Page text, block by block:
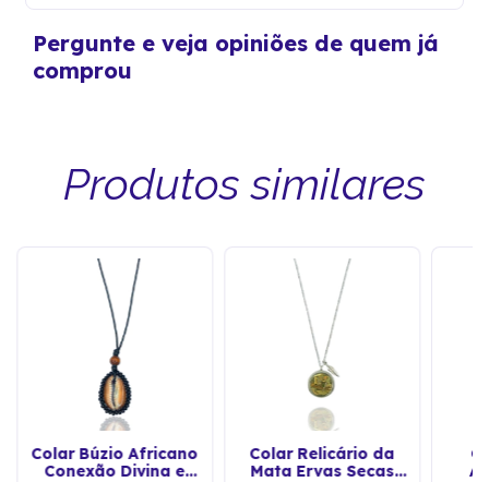
Pergunte e veja opiniões de quem já
comprou
Produtos similares
Colar Búzio Africano
Conexão Divina e
Colar Relicário da
Mata Ervas Secas